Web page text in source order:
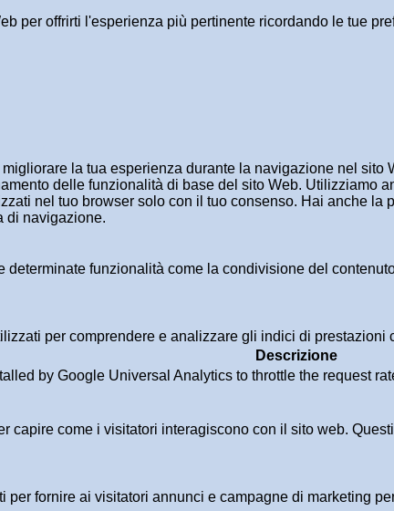
per offrirti l'esperienza più pertinente ricordando le tue
la tua esperienza durante la navigazione nel
delle funzionalità di base del sito Web. Utilizziamo
nel tuo browser solo con il tuo consenso. Hai anche
di navigazione.
determinate funzionalità come la condivisione del
per comprendere e analizzare gli indici di
Descrizione
by Google Universal Analytics to throttle the request
capire come i visitatori interagiscono con il sito web.
per fornire ai visitatori annunci e campagne di marketing